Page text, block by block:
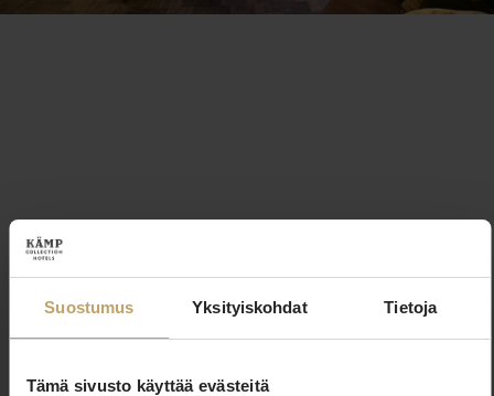
Suostumus Yksityiskohdat Tietoja
Tämä sivusto käyttää evästeitä